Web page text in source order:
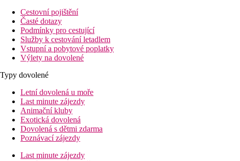
Cestovní pojištění
Časté dotazy
Podmínky pro cestující
Služby k cestování letadlem
Vstupní a pobytové poplatky
Výlety na dovolené
Typy dovolené
Letní dovolená u moře
Last minute zájezdy
Animační kluby
Exotická dovolená
Dovolená s dětmi zdarma
Poznávací zájezdy
Last minute zájezdy